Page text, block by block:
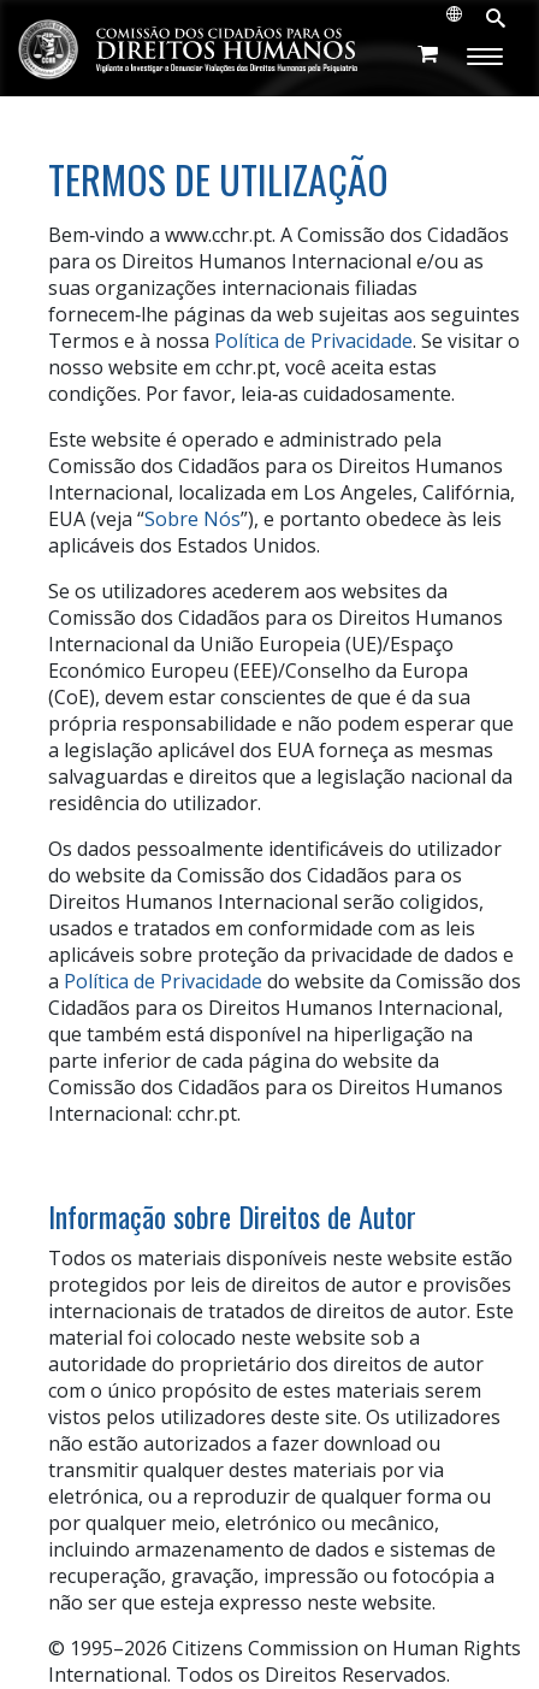
TERMOS DE UTILIZAÇÃO
Bem‑vindo a www.cchr.pt. A Comissão dos Cidadãos
para os Direitos Humanos Internacional e/ou as
suas organizações internacionais filiadas
fornecem‑lhe páginas da web sujeitas aos seguintes
Termos e à nossa Política de Privacidade. Se visitar o
nosso website em cchr.pt, você aceita estas
condições. Por favor, leia‑as cuidadosamente.
Este website é operado e administrado pela
Comissão dos Cidadãos para os Direitos Humanos
Internacional, localizada em Los Angeles, Califórnia,
EUA (veja “Sobre Nós”), e portanto obedece às leis
aplicáveis dos Estados Unidos.
Se os utilizadores acederem aos websites da
Comissão dos Cidadãos para os Direitos Humanos
Internacional da União Europeia (UE)/Espaço
Económico Europeu (EEE)/Conselho da Europa
(CoE), devem estar conscientes de que é da sua
própria responsabilidade e não podem esperar que
a legislação aplicável dos EUA forneça as mesmas
salvaguardas e direitos que a legislação nacional da
residência do utilizador.
Os dados pessoalmente identificáveis do utilizador
do website da Comissão dos Cidadãos para os
Direitos Humanos Internacional serão coligidos,
usados e tratados em conformidade com as leis
aplicáveis sobre proteção da privacidade de dados e
a Política de Privacidade do website da Comissão dos
Cidadãos para os Direitos Humanos Internacional,
que também está disponível na hiperligação na
parte inferior de cada página do website da
Comissão dos Cidadãos para os Direitos Humanos
Internacional: cchr.pt.
Informação sobre Direitos de Autor
Todos os materiais disponíveis neste website estão
protegidos por leis de direitos de autor e provisões
internacionais de tratados de direitos de autor. Este
material foi colocado neste website sob a
autoridade do proprietário dos direitos de autor
com o único propósito de estes materiais serem
vistos pelos utilizadores deste site. Os utilizadores
não estão autorizados a fazer download ou
transmitir qualquer destes materiais por via
eletrónica, ou a reproduzir de qualquer forma ou
por qualquer meio, eletrónico ou mecânico,
incluindo armazenamento de dados e sistemas de
recuperação, gravação, impressão ou fotocópia a
não ser que esteja expresso neste website.
© 1995–2026 Citizens Commission on Human Rights
International. Todos os Direitos Reservados.